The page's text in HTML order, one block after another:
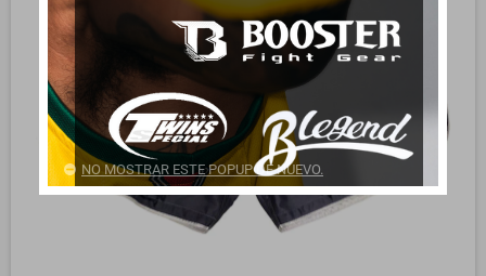
NO MOSTRAR ESTE POPUP DE NUEVO.